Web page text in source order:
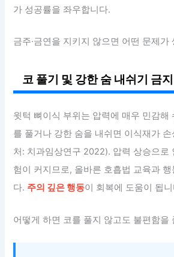
가 성공률을 좌우합니다.
금주·금연을 지키지 않으면 어떤 문제가
코 풀기 및 강한 숨 내쉬기 금
윗턱 뼈이식 부위는 압력에 매우 민감해
를 풀거나 강한 숨을 내쉬면 이식재가
처: 치과임상연구 2022). 압력 상승으로
험이 커지므로, 올바른 호흡법 교육과 행
다. 주의 깊은 행동이 회복에 도움이 됩
어떻게 하면 코를 풀지 않고도 불편함을